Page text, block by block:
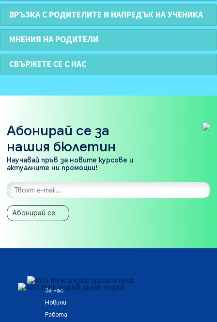
ВРЪЗКА С РОДИТЕЛИТЕ И НАПРЕДЪК НА УЧЕНИКА
МНЕНИЯ НА РОДИТЕЛИ
СВЪРЖЕТЕ СЕ С НАС
Абонирай се за
нашия бюлетин
Научавай пръв за новите курсове и
актуалните ни промоции!
Абонирай се
За нас
Новини
Работа